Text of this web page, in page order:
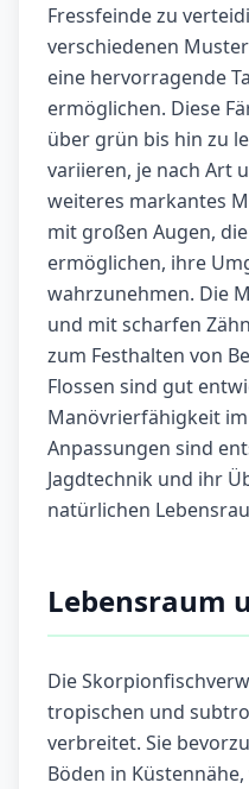
Fressfeinde zu
verschiedenen
eine hervorragende
ermöglichen. Diese
über grün bis hin zu
variieren, je nach Art
weiteres markantes
mit großen Augen,
ermöglichen, ihre
wahrzunehmen. Die
und mit scharfen
zum Festhalten von
Flossen sind gut
Manövrierfähigkeit im
Anpassungen sind
Jagdtechnik und ihr
natürlichen
Lebensraum
Die
tropischen und
verbreitet. Sie
Böden in